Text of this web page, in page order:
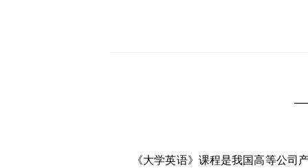
《大学英语》课程是我国高等公